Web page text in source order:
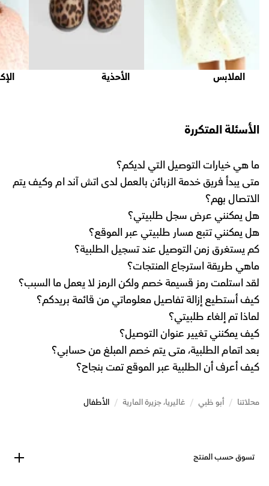
الملابس الأحذية
الأسئلة المتكررة
ما هي خيارات التوصيل التي لديكم؟
متى يبدأ فريق خدمة الزبائن بالعمل لدى اتش آند ام وكيف يتم
الاتصال بهم؟
هل يمكنني عرض سجل طلبيتي؟
هل يمكنني تتبع مسار طلبيتي عبر الموقع؟
كم يستغرق زمن التوصيل عند تسجيل الطلبية؟
ماهي طريقة استرجاع المنتجات؟
لقد استلمت رمز قسيمة خصم ولكن الرمز لا يعمل ما السبب؟
كيف أستطيع إزالة تفاصيل معلوماتي من قائمة بريدكم؟
لماذا تم إلغاء طلبيتي؟
كيف يمكنني تغيير عنوان التوصيل؟
بعد اتمام الطلبية، متى يتم خصم المبلغ من حسابي؟
كيف أعرف أن الطلبية عبر الموقع تمت بنجاح؟
محلاتنا / أبو ظبي / غاليريا، جزيرة المارية / الأطفال
تسوق حسب المنتج